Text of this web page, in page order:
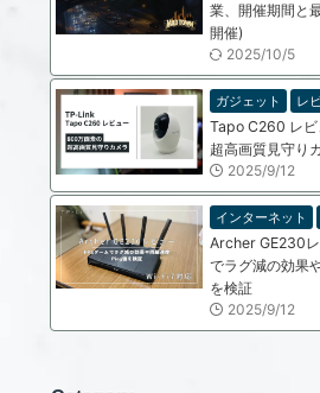
業、開催期間と
開催)
2025/10/5
ガジェット レ
Tapo C260 レ
超高画質見守り
2025/9/12
インターネット
Archer GE230
でラグ減の効果
を検証
2025/9/12